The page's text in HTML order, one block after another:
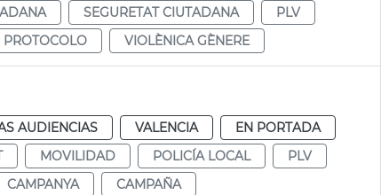
SEGURETAT CIUTADANA
PLV
PROTOCOLO VIOLÈNICA GÈNERE
AUDIENCIAS VALENCIA
EN PORTADA
MOVILIDAD POLICÍA LOCAL
PLV
CAMPANYA
CAMPAÑA